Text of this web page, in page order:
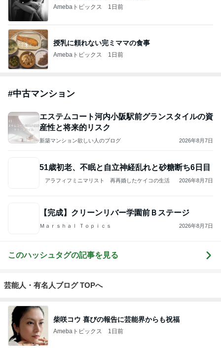
Amebaトピックス 1日前
#中古マンション
エステムコート河内小阪駅前グランスタイルの資
新築マンション欲しい人のブログ
51歳初老、不眠と自立神経乱れと砂糖断ち6日目
アラフィフミニマリスト 再再婚したケイコの生活
【完成】クリーンリバー学園前Ｂステージ
Ｍａｒｓｈａｌ Ｔｏｐｉｃｓ 2026年8月7日
このハッシュタグの記事を見る
Amebaトピックス
悲しすぎて立ち直れない。
クロオフィシャルブログPowered by Ameba